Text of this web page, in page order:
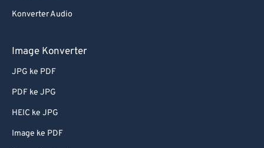
Konverter Audio
Image Konverter
JPG ke PDF
PDF ke JPG
HEIC ke JPG
Image ke PDF